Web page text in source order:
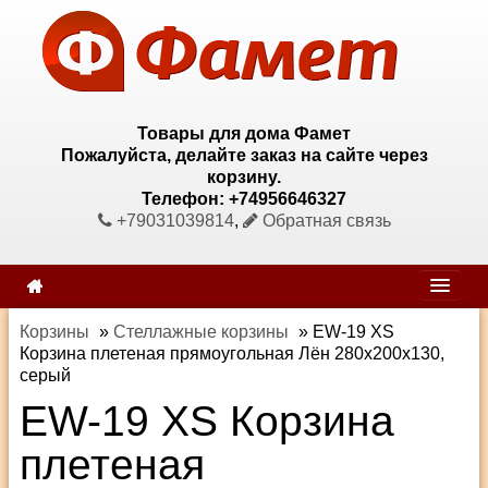
Товары для дома Фамет
Пожалуйста, делайте заказ на сайте через
корзину.
Телефон: +74956646327
+79031039814, Обратная связь
Корзины » Стеллажные корзины » EW-19 XS
Корзина плетеная прямоугольная Лён 280х200х130,
серый
EW-19 XS Корзина
плетеная